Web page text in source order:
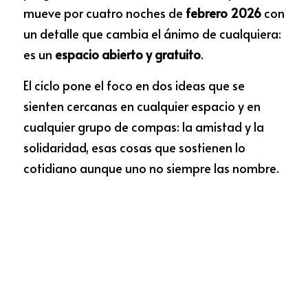
mueve por cuatro noches de febrero 2026 con
un detalle que cambia el ánimo de cualquiera:
es un espacio abierto y gratuito.
El ciclo pone el foco en dos ideas que se
sienten cercanas en cualquier espacio y en
cualquier grupo de compas: la amistad y la
solidaridad, esas cosas que sostienen lo
cotidiano aunque uno no siempre las nombre.